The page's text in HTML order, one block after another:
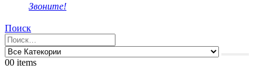
Звоните!
Поиск
00 items